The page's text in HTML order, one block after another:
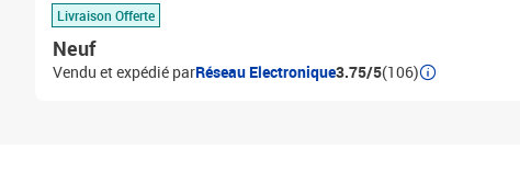
Livraison Offerte
Neuf
Vendu et expédié parRéseau Electronique3.75/5(106)